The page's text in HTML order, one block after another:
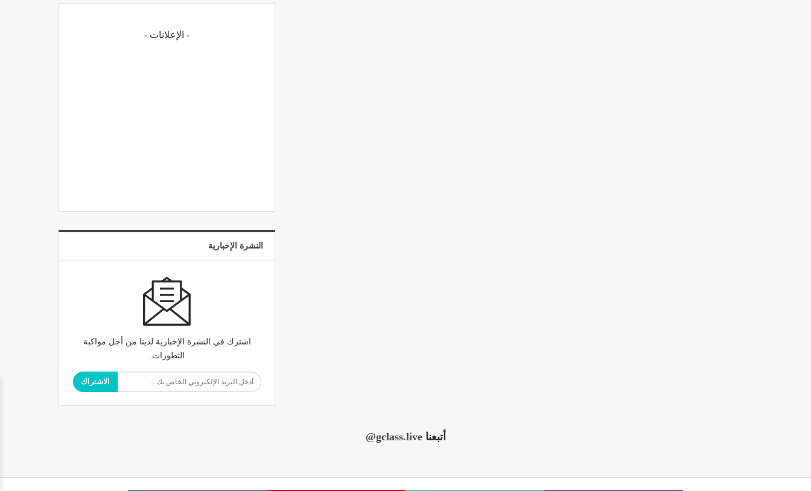
- الإعلانات -
النشرة الإخبارية
اشترك في النشرة الإخبارية لدينا من أجل مواكبة
التطورات.
الاشتراك
أتبعنا@gclass.live